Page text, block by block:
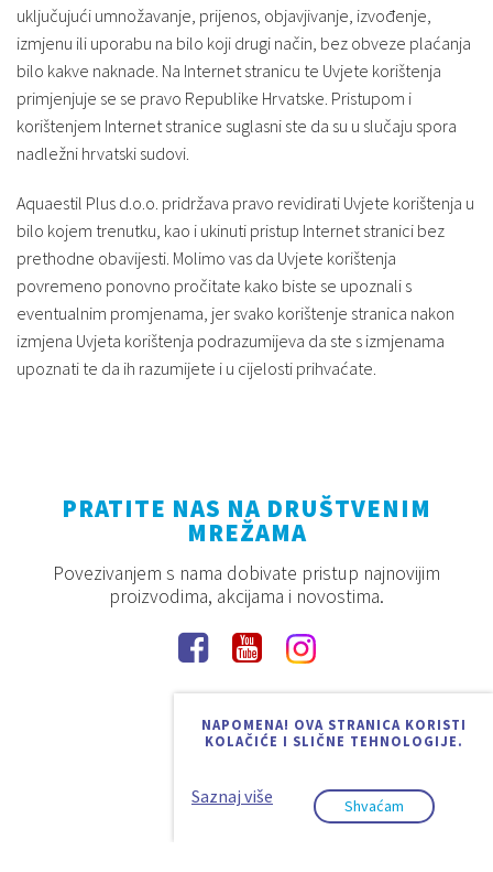
uključujući umnožavanje, prijenos, objavjivanje, izvođenje,
izmjenu ili uporabu na bilo koji drugi način, bez obveze plaćanja
bilo kakve naknade. Na Internet stranicu te Uvjete korištenja
primjenjuje se se pravo Republike Hrvatske. Pristupom i
korištenjem Internet stranice suglasni ste da su u slučaju spora
nadležni hrvatski sudovi.
Aquaestil Plus d.o.o. pridržava pravo revidirati Uvjete korištenja u
bilo kojem trenutku, kao i ukinuti pristup Internet stranici bez
prethodne obavijesti. Molimo vas da Uvjete korištenja
povremeno ponovno pročitate kako biste se upoznali s
eventualnim promjenama, jer svako korištenje stranica nakon
izmjena Uvjeta korištenja podrazumijeva da ste s izmjenama
upoznati te da ih razumijete i u cijelosti prihvaćate.
NAPOMENA! OVA STRANICA KORISTI
KOLAČIĆE I SLIČNE TEHNOLOGIJE.
Saznaj više Shvaćam
PRATITE NAS NA DRUŠTVENIM
MREŽAMA
Povezivanjem s nama dobivate pristup najnovijim
proizvodima, akcijama i novostima.